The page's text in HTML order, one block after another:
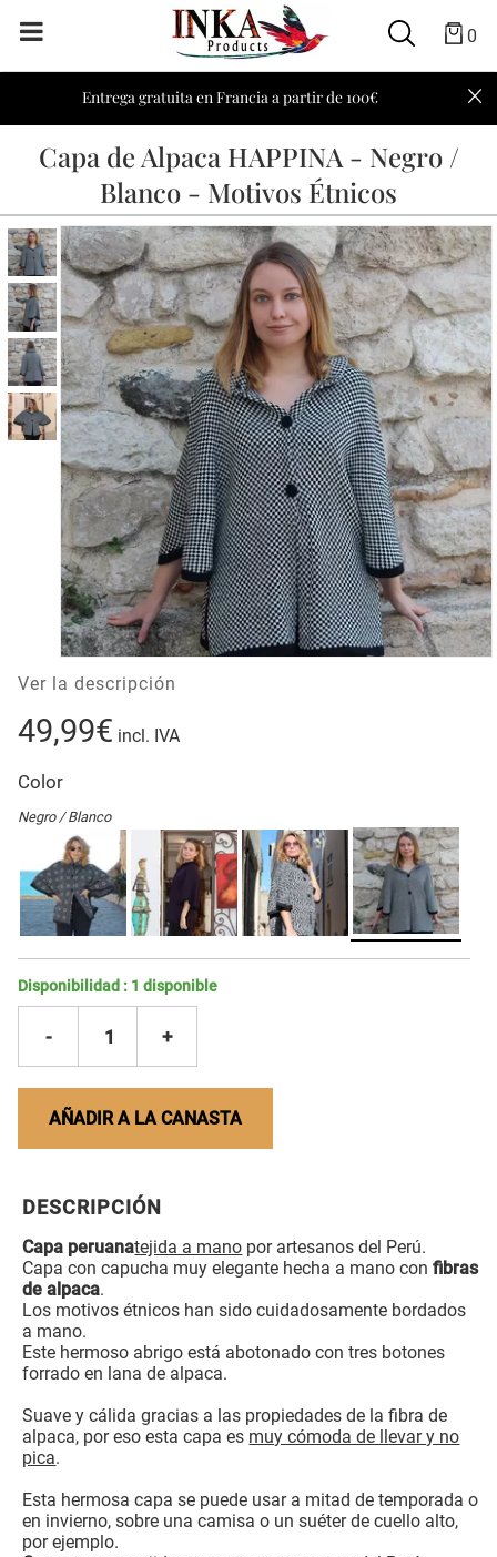
0
Entrega gratuita en Francia a partir de 100€
Capa de Alpaca HAPPINA - Negro /
Blanco - Motivos Étnicos
Ver la descripción
49,99€ incl. IVA
Color
Negro / Blanco
Disponibilidad : 1 disponible
- 1 +
AÑADIR A LA CANASTA
DESCRIPCIÓN
Capa peruanatejida a mano por artesanos del Perú.
Capa con capucha muy elegante hecha a mano confibras
de alpaca.
Los motivos étnicos han sido cuidadosamente bordados
a mano.
Este hermoso abrigo está abotonado con tres botones
forrado en lana de alpaca.
Suave y cálida gracias a las propiedades de la fibra de
alpaca, por eso esta capa es muy cómoda de llevar y no
pica.
Esta hermosa capa se puede usar a mitad de temporada o
en invierno, sobre una camisa o un suéter de cuello alto,
por ejemplo.